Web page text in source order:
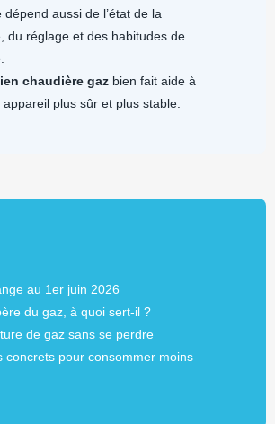
dépend aussi de l’état de la
du réglage et des habitudes de
chaudière gaz bien fait aide à
plus sûr et plus stable.
au 1er juin 2026
du gaz, à quoi sert-il ?
de gaz sans se perdre
concrets pour consommer moins